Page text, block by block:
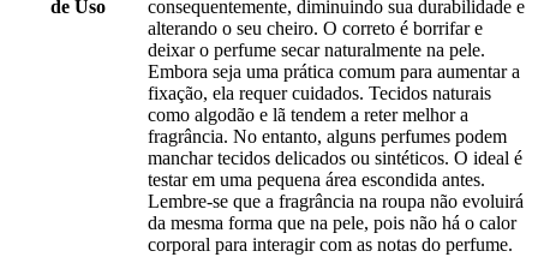
de Uso
consequentemente, diminuindo sua durabilidade e
alterando o seu cheiro. O correto é borrifar e
deixar o perfume secar naturalmente na pele.
Embora seja uma prática comum para aumentar a
fixação, ela requer cuidados. Tecidos naturais
como algodão e lã tendem a reter melhor a
fragrância. No entanto, alguns perfumes podem
manchar tecidos delicados ou sintéticos. O ideal é
testar em uma pequena área escondida antes.
Lembre-se que a fragrância na roupa não evoluirá
da mesma forma que na pele, pois não há o calor
corporal para interagir com as notas do perfume.